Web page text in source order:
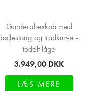
Garderobeskab med
bøjlestang og trådkurve -
todelt låge
3.949,00 DKK
LÆS MERE